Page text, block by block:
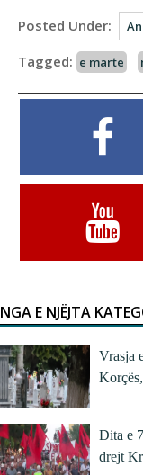
Posted Under:
Tagged: e marte
NGA E NJËJTA
Vrasja
Dita e
drejt